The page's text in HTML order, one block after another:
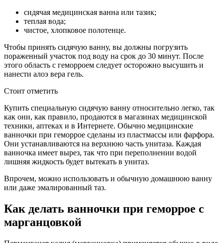
сидячая медицинская ванна или тазик;
теплая вода;
чистое, хлопковое полотенце.
Чтобы принять сидячую ванну, вы должны погрузить
пораженный участок под воду на срок до 30 минут. После
этого область с геморроем следует осторожно высушить и
нанести алоэ вера гель.
Стоит отметить
Купить специальную сидячую ванну относительно легко, так
как они, как правило, продаются в магазинах медицинской
техники, аптеках и в Интернете. Обычно медицинские
ванночки при геморрое сделаны из пластмассы или фарфора.
Они устанавливаются на верхнюю часть унитаза. Каждая
ванночка имеет вырез, так что при переполнении водой
лишняя жидкость будет вытекать в унитаз.
Впрочем, можно использовать и обычную домашнюю ванну
или даже эмалированный таз.
Как делать ванночки при геморрое с
марганцовкой